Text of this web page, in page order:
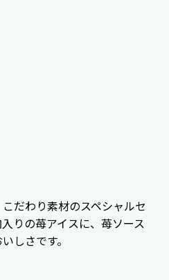
だわり素材のスペシャルセ
りの苺アイスに、苺ソース
しさです。